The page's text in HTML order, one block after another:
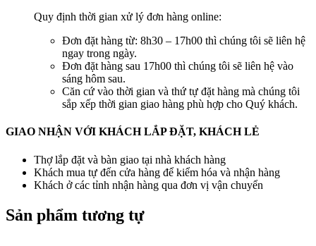
Quy định thời gian xử lý đơn hàng online:
Đơn đặt hàng từ: 8h30 – 17h00 thì chúng tôi sẽ liên hệ
ngay trong ngày.
Đơn đặt hàng sau 17h00 thì chúng tôi sẽ liên hệ vào
sáng hôm sau.
Căn cứ vào thời gian và thứ tự đặt hàng mà chúng tôi
sắp xếp thời gian giao hàng phù hợp cho Quý khách.
GIAO NHẬN VỚI KHÁCH LẮP ĐẶT, KHÁCH LẺ
Thợ lắp đặt và bàn giao tại nhà khách hàng
Khách mua tự đến cửa hàng để kiểm hóa và nhận hàng
Khách ở các tỉnh nhận hàng qua đơn vị vận chuyển
Sản phẩm tương tự